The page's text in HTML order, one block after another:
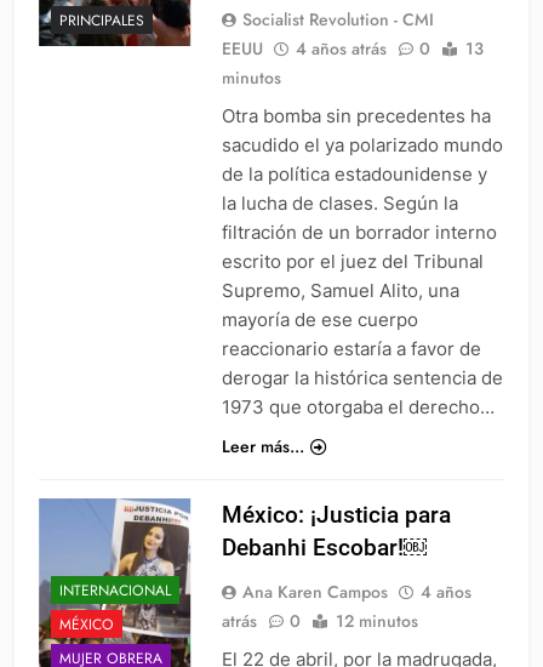
PRINCIPALES
Socialist Revolution - CMI
EEUU
4 años atrás 0
13
minutos
Otra bomba sin precedentes ha
sacudido el ya polarizado mundo
de la política estadounidense y
la lucha de clases. Según la
filtración de un borrador interno
escrito por el juez del Tribunal
Supremo, Samuel Alito, una
mayoría de ese cuerpo
reaccionario estaría a favor de
derogar la histórica sentencia de
1973 que otorgaba el derecho…
Leer más...
INTERNACIONAL
MÉXICO
MUJER OBRERA
México: ¡Justicia para
Debanhi Escobar!￼
Ana Karen Campos
4 años
atrás
0 12 minutos
El 22 de abril, por la madrugada,